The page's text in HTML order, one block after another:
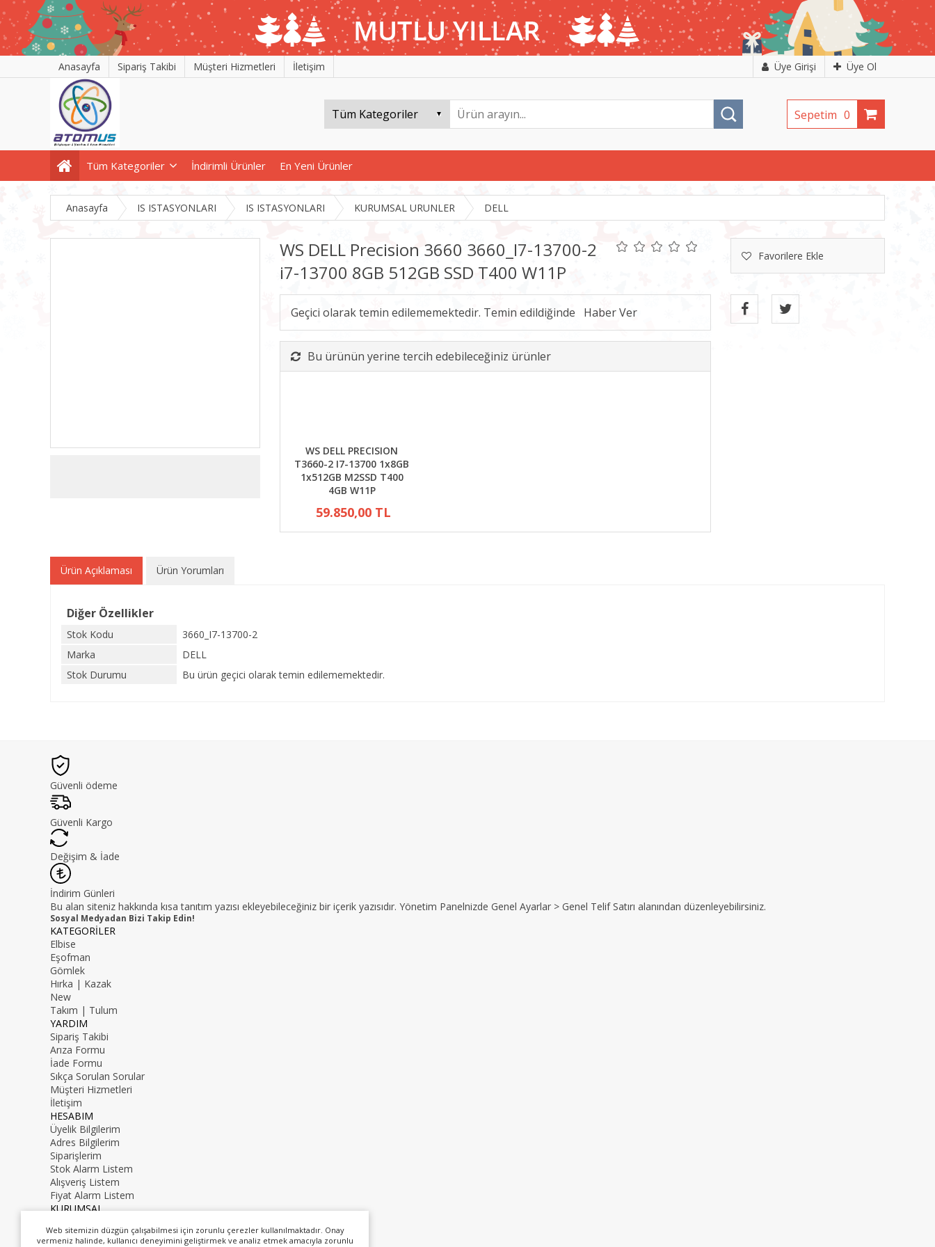
Anasayfa Sipariş Takibi Müşteri Hizmetleri İletişim Üye Girişi Üye Ol
Sepetim 0
Tüm Kategoriler İndirimli Ürünler En Yeni Ürünler
Web sitemizin düzgün çalışabilmesi için zorunlu çerezler kullanılmaktadır. Onay
vermeniz halinde, kullanıcı deneyimini geliştirmek ve analiz etmek amacıyla zorunlu
Anasayfa IS ISTASYONLARI IS ISTASYONLARI KURUMSAL URUNLER DELL
WS DELL Precision 3660 3660_I7-13700-2
i7-13700 8GB 512GB SSD T400 W11P
Favorilere Ekle
Geçici olarak temin edilememektedir. Temin edildiğinde
Bu ürünün yerine tercih edebileceğiniz ürünler
WS DELL PRECISION
T3660-2 I7-13700 1x8GB
1x512GB M2SSD T400
4GB W11P
59.850,00 TL
Ürün Açıklaması Ürün Yorumları
Diğer Özellikler
Stok Kodu
3660_I7-13700-2
Marka
DELL
Stok Durumu
Bu ürün geçici olarak temin edilememektedir.
Güvenli ödeme
Güvenli Kargo
Değişim & İade
İndirim Günleri
Bu alan siteniz hakkında kısa tanıtım yazısı ekleyebileceğiniz bir içerik yazısıdır. Yönetim Panelnizde Genel Ayarlar > Genel Telif Satırı alanından düzenleyebilirsiniz.
Sosyal Medyadan Bizi Takip Edin!
KATEGORİLER
Elbise
Eşofman
Gömlek
Hırka | Kazak
New
Takım | Tulum
YARDIM
Sipariş Takibi
Arıza Formu
İade Formu
Sıkça Sorulan Sorular
Müşteri Hizmetleri
İletişim
HESABIM
Üyelik Bilgilerim
Adres Bilgilerim
Siparişlerim
Stok Alarm Listem
Alışveriş Listem
Fiyat Alarm Listem
KURUMSAL
Hakkımızda